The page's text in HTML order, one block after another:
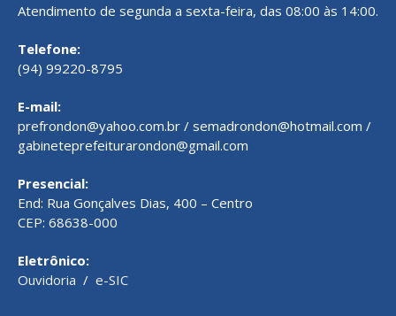
Atendimento de segunda a sexta-feira, das 08:00 às 14:00.
Telefone:
(94) 99220-8795
E-mail:
prefrondon@yahoo.com.br / semadrondon@hotmail.com /
gabineteprefeiturarondon@gmail.com
Presencial:
End: Rua Gonçalves Dias, 400 – Centro
CEP: 68638-000
Eletrônico:
Ouvidoria / e-SIC